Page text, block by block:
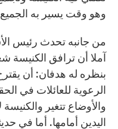
وهو وقت يسير به
من جانبه تحدث رئيس
آملا أن ترافق
بنظره له هدفان: أن
الرعوية للعائلات في
والأوضاع تتغير
اليدين أمامها. أما في